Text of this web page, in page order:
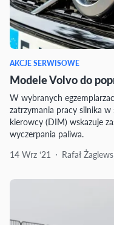
AKCJE SERWISOWE
Modele Volvo do
W wybranych
zatrzymania pracy silnika
kierowcy (DIM) wskazuje
wyczerpania paliwa.
14 Wrz ‘21
Rafał